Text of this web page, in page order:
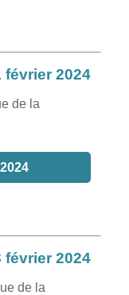
février 2024
de la
février 2024
de la